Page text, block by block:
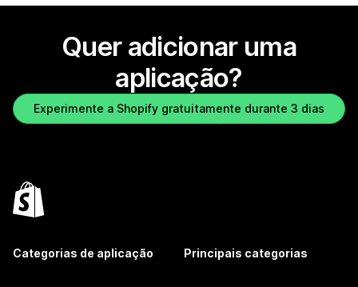
Quer adicionar uma
aplicação?
Experimente a Shopify gratuitamente durante 3 dias
Categorias de aplicação Principais categorias